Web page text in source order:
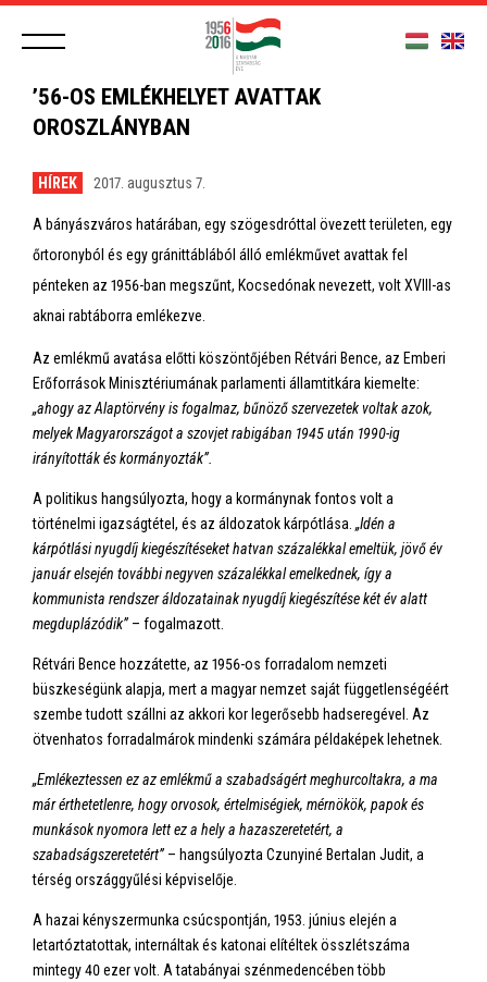
’56-OS EMLÉKHELYET AVATTAK
OROSZLÁNYBAN
HÍREK 2017. augusztus 7.
A bányászváros határában, egy szögesdróttal övezett területen, egy
őrtoronyból és egy gránittáblából álló emlékművet avattak fel
pénteken az 1956-ban megszűnt, Kocsedónak nevezett, volt XVIII-as
aknai rabtáborra emlékezve.
Az emlékmű avatása előtti köszöntőjében Rétvári Bence, az Emberi
Erőforrások Minisztériumának parlamenti államtitkára kiemelte:
„ahogy az Alaptörvény is fogalmaz, bűnöző szervezetek voltak azok,
melyek Magyarországot a szovjet rabigában 1945 után 1990-ig
irányították és kormányozták”.
A politikus hangsúlyozta, hogy a kormánynak fontos volt a
történelmi igazságtétel, és az áldozatok kárpótlása. „Idén a
kárpótlási nyugdíj kiegészítéseket hatvan százalékkal emeltük, jövő év
január elsején további negyven százalékkal emelkednek, így a
kommunista rendszer áldozatainak nyugdíj kiegészítése két év alatt
megduplázódik” – fogalmazott.
Rétvári Bence hozzátette, az 1956-os forradalom nemzeti
büszkeségünk alapja, mert a magyar nemzet saját függetlenségéért
szembe tudott szállni az akkori kor legerősebb hadseregével. Az
ötvenhatos forradalmárok mindenki számára példaképek lehetnek.
„Emlékeztessen ez az emlékmű a szabadságért meghurcoltakra, a ma
már érthetetlenre, hogy orvosok, értelmiségiek, mérnökök, papok és
munkások nyomora lett ez a hely a hazaszeretetért, a
szabadságszeretetért” – hangsúlyozta Czunyiné Bertalan Judit, a
térség országgyűlési képviselője.
A hazai kényszermunka csúcspontján, 1953. június elején a
letartóztatottak, internáltak és katonai elítéltek összlétszáma
mintegy 40 ezer volt. A tatabányai szénmedencében több